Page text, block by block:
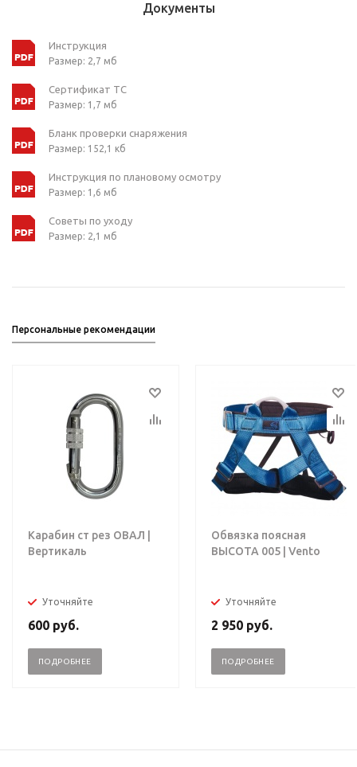
Документы
Инструкция
Размер: 2,7 мб
Сертификат ТС
Размер: 1,7 мб
Бланк проверки снаряжения
Размер: 152,1 кб
Инструкция по плановому осмотру
Размер: 1,6 мб
Советы по уходу
Размер: 2,1 мб
Персональные рекомендации
Карабин ст рез ОВАЛ |
Вертикаль
Уточняйте
600 руб.
ПОДРОБНЕЕ
Обвязка поясная
ВЫСОТА 005 | Vento
Уточняйте
2 950 руб.
ПОДРОБНЕЕ